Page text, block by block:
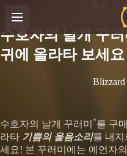
월드 오
수호자의 날개 꾸
귀에 올라타 보세요
Blizzard
수호자의 날개 꾸러미 *를 구
라타 기쁨의 울음소리를 내지
세요! 본 꾸러미에는 예언자